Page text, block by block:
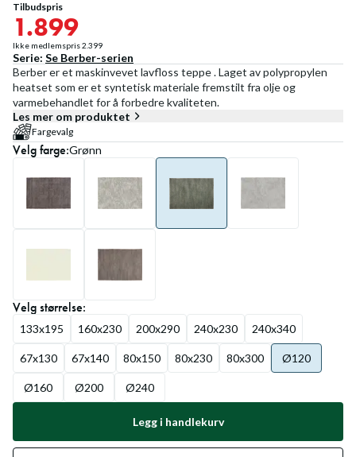
Tilbudspris
1.899
Ikke medlemspris2.399
Serie: Se Berber-serien
Berber er et maskinvevet lavfloss teppe . Laget av polypropylen
heatset som er et syntetisk materiale fremstilt fra olje og
varmebehandlet for å forbedre kvaliteten.
Les mer om produktet
Fargevalg
Velgfarge:Grønn
Velgstørrelse:
133x195 160x230 200x290 240x230 240x340
67x130 67x140 80x150 80x230 80x300 Ø120
Ø160 Ø200 Ø240
Legg i handlekurv